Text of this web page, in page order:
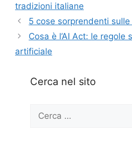
tradizioni italiane
5 cose sorprendenti
Cosa è l’AI Act: le regole
artificiale
Cerca nel sito
per: